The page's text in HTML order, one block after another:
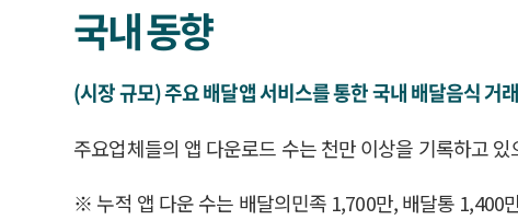
국내 동향
(시장 규모) 주요 배달앱 서비스를 통한 국내 배달음식
주요업체들의 앱 다운로드 수는 천만 이상을 기록하고
※ 누적 앱 다운 수는 배달의민족 1,700만, 배달통 1,400